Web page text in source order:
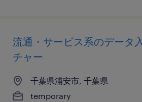
流通・サービス系のデータ
チャー
千葉県浦安市, 千葉県
temporary